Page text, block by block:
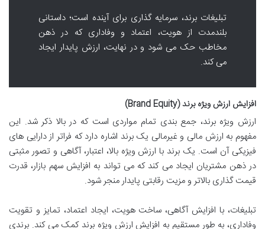
تبلیغات برند، سرمایه گذاری برای آینده است؛ داستانی
بلندمدت از هویت، اعتماد و وفاداری که در ذهن
مخاطب حک می شود و در نهایت، ارزش پایدار ایجاد
می کند.
افزایش ارزش ویژه برند (Brand Equity)
ارزش ویژه برند، جمع بندی تمام مواردی است که در بالا ذکر شد. این
مفهوم به ارزش مالی و غیرمالی یک برند اشاره دارد که فراتر از دارایی های
فیزیکی آن است. یک برند با ارزش ویژه بالا، اعتبار، آگاهی و تصور مثبتی
در ذهن مشتریان ایجاد می کند که می تواند به افزایش سهم بازار، قدرت
قیمت گذاری بالاتر و مزیت رقابتی پایدار منجر شود.
تبلیغات، با افزایش آگاهی، ساخت هویت، ایجاد اعتماد، تمایز و تقویت
وفاداری، به طور مستقیم به افزایش ارزش ویژه برند کمک می کند. برندی